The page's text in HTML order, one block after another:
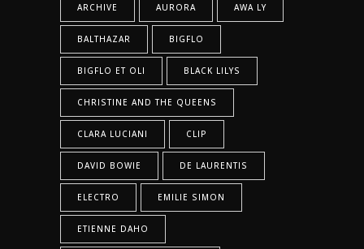
ARCHIVE AURORA AWA LY
BALTHAZAR BIGFLO
BIGFLO ET OLI BLACK LILYS
CHRISTINE AND THE QUEENS
CLARA LUCIANI CLIP
DAVID BOWIE DE LAURENTIS
ELECTRO EMILIE SIMON
ETIENNE DAHO